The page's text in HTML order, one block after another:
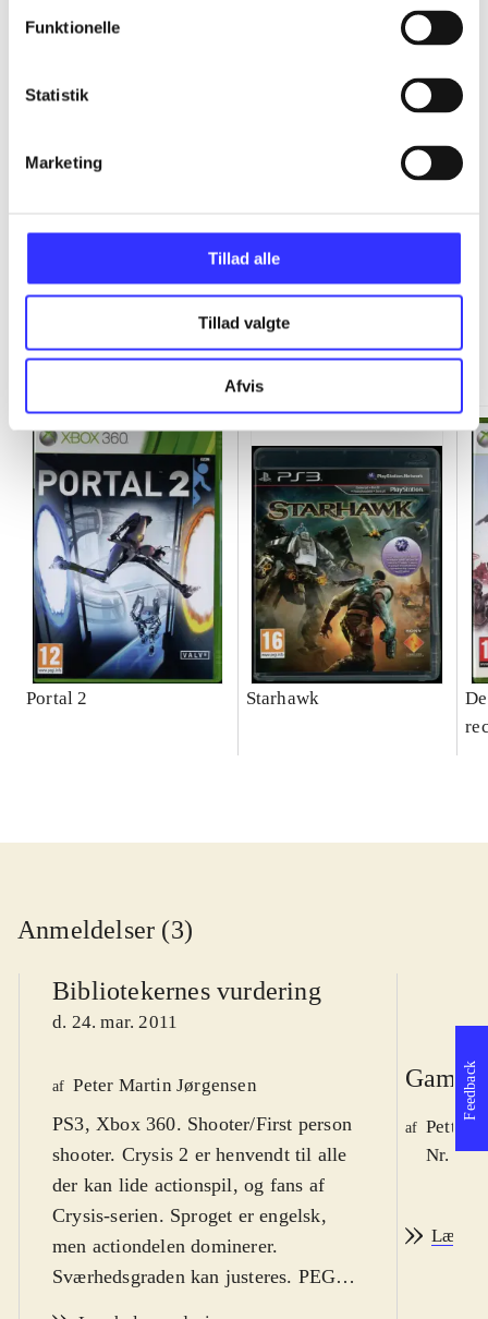
Funktionelle
Statistik
Marketing
Tillad alle
Tillad valgte
Afvis
Minder om
Portal 2 Starhawk
Anmeldelser (3)
Bibliotekernes vurdering
d. 24. mar. 2011
af Peter Martin Jørgensen
PS3, Xbox 360. Shooter/First person
shooter. Crysis 2 er henvendt til alle
der kan lide actionspil, og fans af
Crysis-serien. Sproget er engelsk,
men actiondelen dominerer.
Sværhedsgraden kan justeres. PEGI
Game
af Petter
Nr.
Læs
Feedback